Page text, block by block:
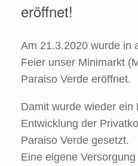
eröffnet!
Am 21.3.2020 wurde in
Feier unser Minimarkt
Paraiso Verde eröffnet.
Damit wurde wieder ein
Entwicklung der
Paraiso Verde gesetzt.
Eine eigene